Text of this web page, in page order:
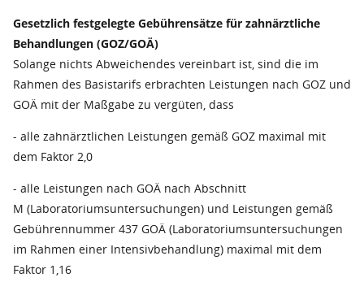
Gesetzlich festgelegte Gebührensätze für zahnärztliche
Behandlungen (GOZ/GOÄ)
Solange nichts Abweichendes vereinbart ist, sind die im
Rahmen des Basistarifs erbrachten Leistungen nach GOZ und
GOÄ mit der Maßgabe zu vergüten, dass
- alle zahnärztlichen Leistungen gemäß GOZ maximal mit
dem Faktor 2,0
- alle Leistungen nach GOÄ nach Abschnitt
M (Laboratoriumsuntersuchungen) und Leistungen gemäß
Gebührennummer 437 GOÄ (Laboratoriumsuntersuchungen
im Rahmen einer Intensivbehandlung) maximal mit dem
Faktor 1,16